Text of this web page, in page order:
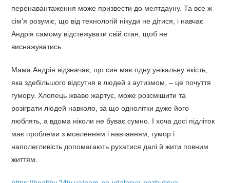
перенавантаження може призвести до мелтдауну. Та все ж
сім’я розуміє, що від технологій нікуди не дітися, і навчає
Андрія самому відстежувати свій стан, щоб не
виснажуватись.
Мама Андрія відзначає, що син має одну унікальну якість,
яка здебільшого відсутня в людей з аутизмом, – це почуття
гумору. Хлопець жваво жартує, може розсмішити та
розіграти людей навколо, за що однолітки дуже його
люблять, а вдома ніколи не буває сумно. І хоча досі підліток
має проблеми з мовленням і навчанням, гумор і
наполегливість допомагають рухатися далі й жити повним
життям.